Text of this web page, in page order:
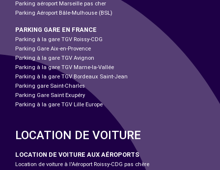
Parking aéroport Marseille pas cher
Parking Aéroport Bâle-Mulhouse (BSL)
PARKING GARE EN FRANCE
Parking à la gare TGV Roissy-CDG
Parking Gare Aix-en-Provence
Parking à la gare TGV Avignon
Parking à la gare TGV Marne-la-Vallée
Parking à la gare TGV Bordeaux Saint-Jean
Parking gare Saint-Charles
Parking Gare Saint Exupéry
Parking à la gare TGV Lille Europe
LOCATION DE VOITURE
LOCATION DE VOITURE AUX AÉROPORTS
Location de voiture à l'Aéroport Roissy-CDG pas chère